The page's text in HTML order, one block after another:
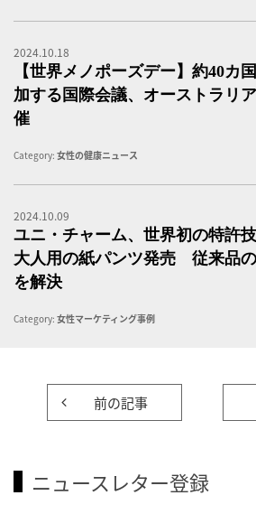
2024.10.18
【世界メノポーズデー】約40カ
加する国際会議、オーストラリ
催
Category: 女性の健康ニュース
2024.10.09
ユニ・チャーム、世界初の特許
大人用の紙パンツ発売 従来品
を解決
Category: 女性マーケティング事例
前の記事
ニュースレター登録